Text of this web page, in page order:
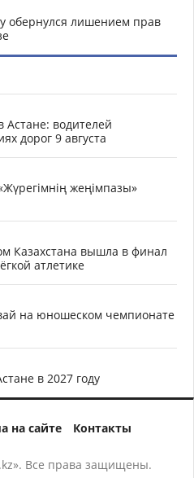
обернулся лишением прав
Астане: водителей
дорог 9 августа
жеңімпазы»
Казахстана вышла в финал
атлетике
на юношеском чемпионате
в 2027 году
на сайте Контакты
Все права защищены.